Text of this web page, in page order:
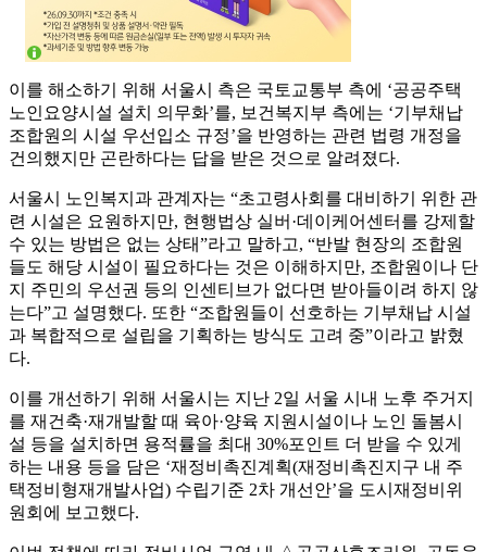
이를 해소하기 위해 서울시 측은 국토교통부 측에 ‘공공주택
노인요양시설 설치 의무화’를, 보건복지부 측에는 ‘기부채납
조합원의 시설 우선입소 규정’을 반영하는 관련 법령 개정을
건의했지만 곤란하다는 답을 받은 것으로 알려졌다.
서울시 노인복지과 관계자는 “초고령사회를 대비하기 위한 관
련 시설은 요원하지만, 현행법상 실버·데이케어센터를 강제할
수 있는 방법은 없는 상태”라고 말하고, “반발 현장의 조합원
들도 해당 시설이 필요하다는 것은 이해하지만, 조합원이나 단
지 주민의 우선권 등의 인센티브가 없다면 받아들이려 하지 않
는다”고 설명했다. 또한 “조합원들이 선호하는 기부채납 시설
과 복합적으로 설립을 기획하는 방식도 고려 중”이라고 밝혔
다.
이를 개선하기 위해 서울시는 지난 2일 서울 시내 노후 주거지
를 재건축·재개발할 때 육아·양육 지원시설이나 노인 돌봄시
설 등을 설치하면 용적률을 최대 30%포인트 더 받을 수 있게
하는 내용 등을 담은 ‘재정비촉진계획(재정비촉진지구 내 주
택정비형재개발사업) 수립기준 2차 개선안’을 도시재정비위
원회에 보고했다.